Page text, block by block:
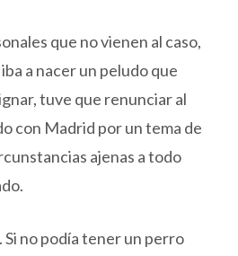
que no vienen al caso,
a nacer un peludo que
tuve que renunciar al
con Madrid por un tema de
ajenas a todo
Si no podía tener un perro